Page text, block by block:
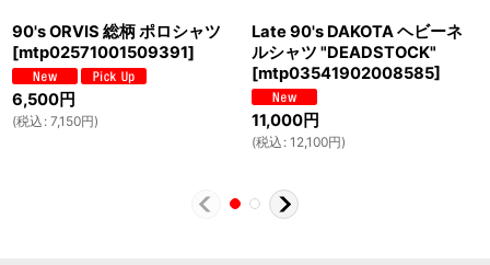
90's ORVIS 総柄 ポロシャツ
[mtp02571001509391]
6,500円
(税込 : 7,150円)
Late 90's DAKOTA ヘビーネ
ルシャツ "DEADSTOCK"
[mtp03541902008585]
11,000円
(税込 : 12,100円)